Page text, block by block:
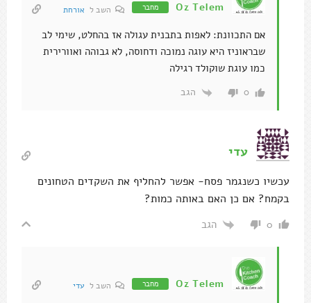
Oz Telem מחבר השב ל אורחת
אם התכוונת: לאפות בתבנית עגולה אז בהחלט, שימי לב
שבראוניז היא עוגה נמוכה ודחוסה, לא גבוהה ואוורירית
כמו עוגת שוקולד רגילה
0 הגב
עדי
עכשיו כשנגמר פסח- אפשר להחליף את השקדים הטחונים
בקמח? אם כן האם באותה כמות?
0 הגב
Oz Telem מחבר השב ל עדי